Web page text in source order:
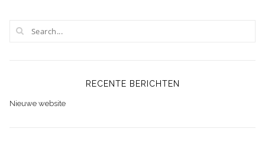
RECENTE BERICHTEN
Nieuwe website